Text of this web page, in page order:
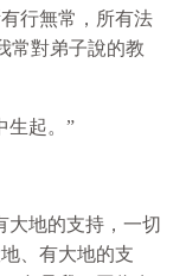
行無常，所有法
常對弟子說的教
起。”
地的支持，一切
、有大地的支